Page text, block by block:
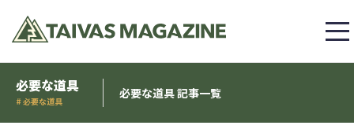
必要な道具
# 必要な道具
必要な道具 記事一覧